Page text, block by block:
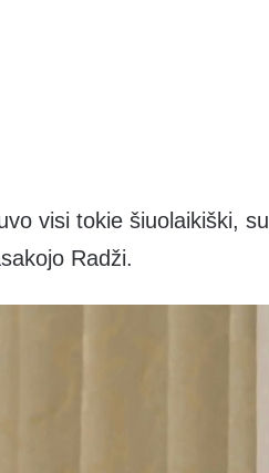
visi tokie šiuolaikiški, su
Radži.